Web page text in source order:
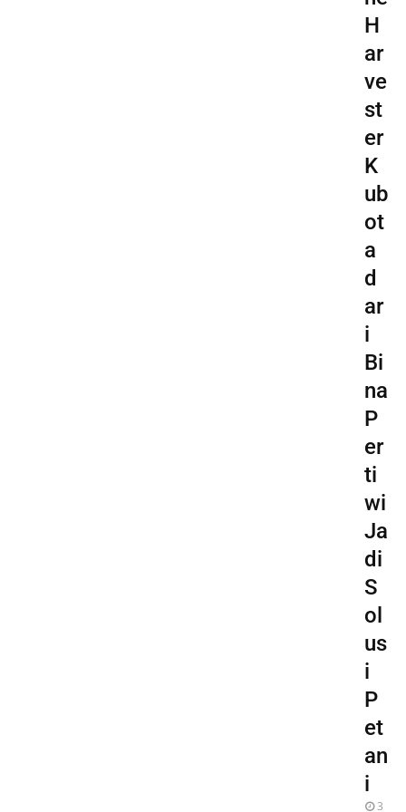
H
ar
ve
st
er
K
ub
ot
a
d
ar
i
Bi
na
P
er
ti
wi
Ja
di
S
ol
us
i
P
et
an
i
3